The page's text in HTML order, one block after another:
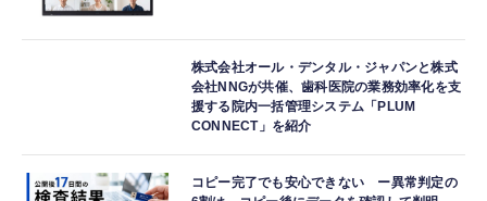
株式会社オール・デンタル・ジャパンと株式
会社NNGが共催、歯科医院の業務効率化を支
援する院内一括管理システム「PLUM
CONNECT」を紹介
コピー完了でも安心できない ー異常判定の